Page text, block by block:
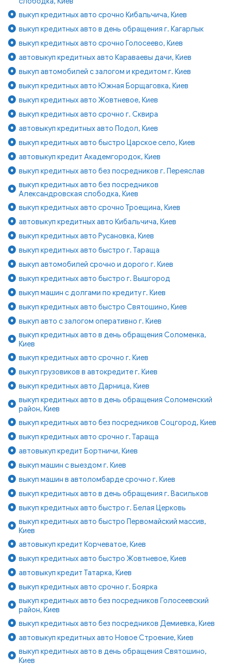
выкуп кредитных авто срочно Кибальчича, Киев
выкуп кредитных авто в день обращения г. Кагарлык
выкуп кредитных авто срочно Голосеево, Киев
автовыкуп кредитных авто Караваевы дачи, Киев
выкуп автомобилей с залогом и кредитом г. Киев
выкуп кредитных авто Южная Борщаговка, Киев
выкуп кредитных авто Жовтневое, Киев
выкуп кредитных авто срочно г. Сквира
автовыкуп кредитных авто Подол, Киев
выкуп кредитных авто быстро Царское село, Киев
автовыкуп кредит Академгородок, Киев
выкуп кредитных авто без посредников г. Переяслав
выкуп кредитных авто без посредников
Александровская слободка, Киев
выкуп кредитных авто срочно Троещина, Киев
автовыкуп кредитных авто Кибальчича, Киев
выкуп кредитных авто Русановка, Киев
выкуп кредитных авто быстро г. Тараща
выкуп автомобилей срочно и дорого г. Киев
выкуп кредитных авто быстро г. Вышгород
выкуп машин с долгами по кредиту г. Киев
выкуп кредитных авто быстро Святошино, Киев
выкуп авто с залогом оперативно г. Киев
выкуп кредитных авто в день обращения Соломенка,
Киев
выкуп кредитных авто срочно г. Киев
выкуп грузовиков в автокредите г. Киев
выкуп кредитных авто Дарница, Киев
выкуп кредитных авто в день обращения Соломенский
район, Киев
выкуп кредитных авто без посредников Соцгород, Киев
выкуп кредитных авто срочно г. Тараща
автовыкуп кредит Бортничи, Киев
выкуп машин с выездом г. Киев
выкуп машин в автоломбарде срочно г. Киев
выкуп кредитных авто в день обращения г. Васильков
выкуп кредитных авто быстро г. Белая Церковь
выкуп кредитных авто быстро Первомайский массив,
Киев
автовыкуп кредит Корчеватое, Киев
выкуп кредитных авто быстро Жовтневое, Киев
автовыкуп кредит Татарка, Киев
выкуп кредитных авто срочно г. Боярка
выкуп кредитных авто без посредников Голосеевский
район, Киев
выкуп кредитных авто без посредников Демиевка, Киев
автовыкуп кредитных авто Новое Строение, Киев
выкуп кредитных авто в день обращения Святошино,
Киев